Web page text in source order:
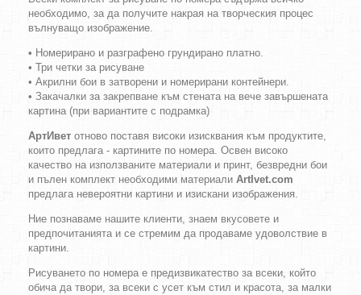
необходимо, за да получите накрая на творческия процес
вълнуващо изображение.
• Номерирано и разграфено грундирано платно.
• Три четки за рисуване
• Акрилни бои в затворени и номерирани контейнери.
• Закачалки за закрепване към стената на вече завършената
картина (при вариантите с подрамка)
АртИвет отново поставя високи изисквания към продуктите,
които предлага - картините по номера. Освен високо
качество на използваните материали и принт, безвредни бои
и пълен комплект необходими материали ArtIvet.com
предлага невероятни картини и изискани изображения.
Ние познаваме нашите клиенти, знаем вкусовете и
предпочитанията и се стремим да продаваме удоволствие в
картини.
Рисуването по номера е предизвикатество за всеки, който
обича да твори, за всеки с усет към стил и красота, за малки